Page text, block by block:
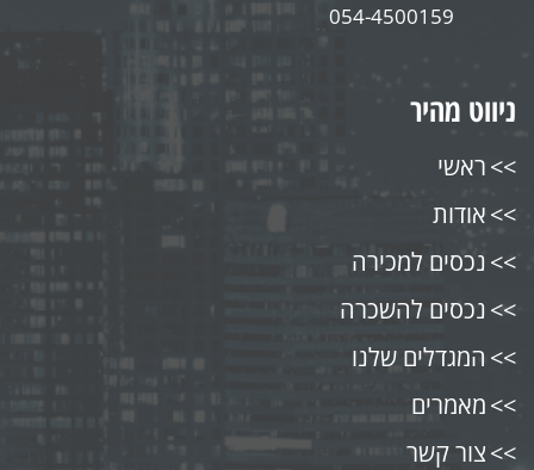
054-4500159
ניווט מהיר
ראשי
אודות
נכסים למכירה
נכסים להשכרה
המגדלים שלנו
מאמרים
צור קשר